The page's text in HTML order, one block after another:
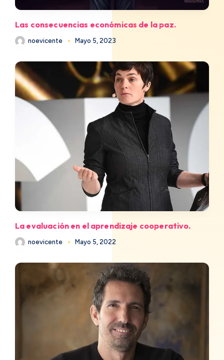
Las consecuencias económicas de la paz.
noevicente Mayo 5, 2023
La evaluación en el aprendizaje cooperativo.
noevicente Mayo 5, 2022